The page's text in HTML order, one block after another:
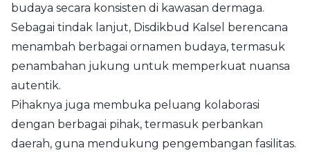
budaya secara konsisten di kawasan dermaga.
Sebagai tindak lanjut, Disdikbud Kalsel berencana
menambah berbagai ornamen budaya, termasuk
penambahan jukung untuk memperkuat nuansa
autentik.
Pihaknya juga membuka peluang kolaborasi
dengan berbagai pihak, termasuk perbankan
daerah, guna mendukung pengembangan fasilitas.